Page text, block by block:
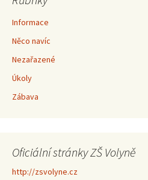
Informace
Něco navíc
Nezařazené
Úkoly
Zábava
Oficiální stránky ZŠ Volyně
http://zsvolyne.cz